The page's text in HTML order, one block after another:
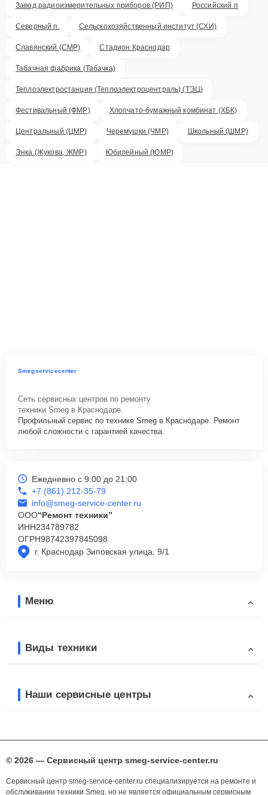
Завод радиоизмерительных приборов (РИП) Российский п
Северный п. Сельскохозяйственный институт (СХИ)
Славянский (СМР) Стадион Краснодар
Табачная фабрика (Табачка)
Теплоэлектростанция (Теплоэлектроцентраль) (ТЭЦ)
Фестивальный (ФМР) Хлопчато-бумажный комбинат (ХБК)
Центральный (ЦМР) Черемушки (ЧМР) Школьный (ШМР)
Энка (Жукова, ЖМР) Юбилейный (ЮМР)
Smegservicecenter
Сеть сервисных центров по ремонту
техники Smeg в Краснодаре.
Профильный сервис по технике Smeg в Краснодаре. Ремонт
любой сложности с гарантией качества.
г. Краснодар Зиповская улица, 9/1
Ежедневно с 9:00 до 21:00
+7 (861) 212-35-79
info@smeg-service-center.ru
ООО“Ремонт техники”
ИНН234789782
ОГРН98742397845098
Меню
Виды техники
Наши сервисные центры
© 2026 — Сервисный центр smeg-service-center.ru
Сервисный центр smeg-service-center.ru специализируется на ремонте и
обслуживании техники Smeg, но не является официальным сервисным